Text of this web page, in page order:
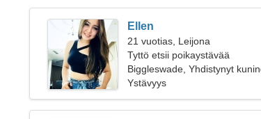
Ellen
21 vuotias, Leijona
Tyttö etsii poikaystävää
Biggleswade, Yhdistynyt
Ystävyys